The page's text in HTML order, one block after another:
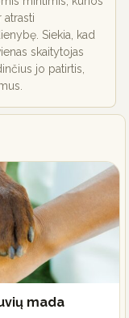
atrasti
Siekia, kad
skaitytojas
jo patirtis,
mada